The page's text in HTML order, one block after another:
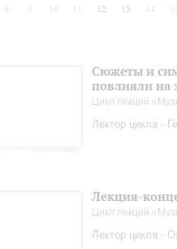
8 9 10 12 13 14
Сюжеты и
повлияли на
Цикл лекций
Лектор цикла -
Лекция-
Цикл лекций
Лектор цикла -